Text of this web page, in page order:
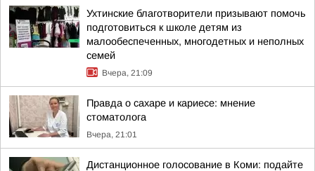
Ухтинские благотворители призывают помочь
подготовиться к школе детям из
малообеспеченных, многодетных и неполных
семей
Вчера, 21:09
Правда о сахаре и кариесе: мнение
стоматолога
Вчера, 21:01
Дистанционное голосование в Коми: подайте